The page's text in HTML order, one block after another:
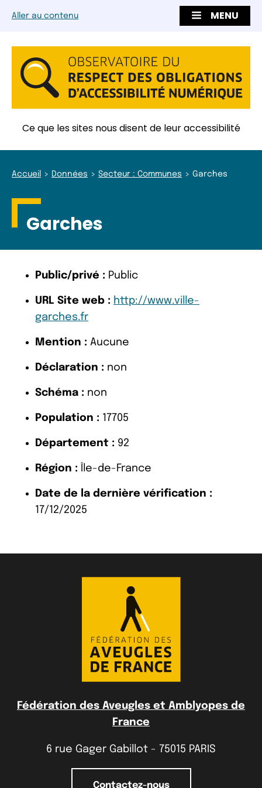
Aller au contenu MENU
Ce que les sites nous disent de leur accessibilité
Accueil Données Secteur : Communes Garches
Garches
Public/privé : Public
URL Site web : http://www.ville-
garches.fr
Mention : Aucune
Déclaration : non
Schéma : non
Population : 17705
Département : 92
Région : Île-de-France
Date de la dernière vérification :
17/12/2025
Fédération des Aveugles et Amblyopes de
France
6 rue Gager Gabillot - 75015 PARIS
Contactez-nous